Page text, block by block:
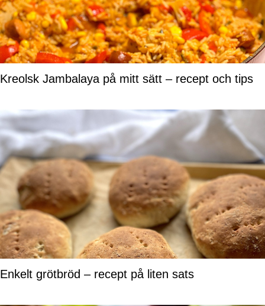
Kreolsk Jambalaya på mitt sätt – recept och tips
Enkelt grötbröd – recept på liten sats